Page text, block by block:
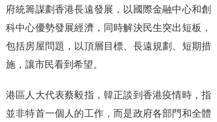
府統籌謀劃香港長遠發展，以國際金融中心和創
科中心優勢發展經濟，同時解決民生突出短板，
包括房屋問題，以頂層目標、長遠規劃、短期措
施，讓市民看到希望。
港區人大代表蔡毅指，韓正談到香港疫情時，指
並非特首一個人的工作，而是政府各部門和全體